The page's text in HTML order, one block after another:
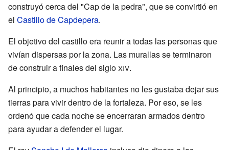
construyó cerca del "Cap de la pedra", que se convirtió en
el Castillo de Capdepera.
El objetivo del castillo era reunir a todas las personas que
vivían dispersas por la zona. Las murallas se terminaron
de construir a finales del sigloxiv.
Al principio, a muchos habitantes no les gustaba dejar sus
tierras para vivir dentro de la fortaleza. Por eso, se les
ordenó que cada noche se encerraran armados dentro
para ayudar a defender el lugar.